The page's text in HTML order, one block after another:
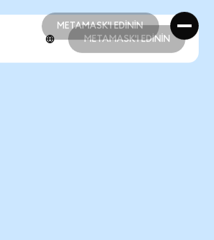
METAMASK'I EDİNİN
METAMASK'I EDİNİN
METAMASK'I EDİNİN